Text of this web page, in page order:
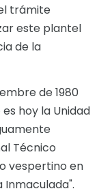
trámite
este plantel
de la
de 1980
hoy la Unidad
Técnico
vespertino en
Inmaculada".